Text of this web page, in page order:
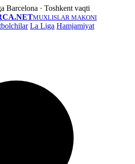
Barcelona · Toshkent vaqti
MUXLISLAR MAKONI
La Liga Hamjamiyat